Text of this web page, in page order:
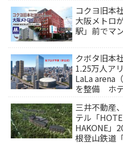
コクヨ旧本
大阪メトロ
駅」前でマ
クボタ旧本
1.25万人ア
LaLa arena
を整備 ホ
三井不動産
テル「
HAKONE」
根登山鉄道